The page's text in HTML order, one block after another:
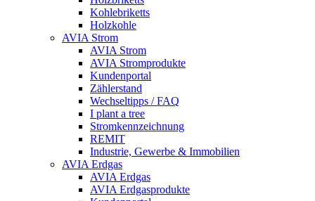
Kohlebriketts
Holzkohle
AVIA Strom
AVIA Strom
AVIA Stromprodukte
Kundenportal
Zählerstand
Wechseltipps / FAQ
I plant a tree
Stromkennzeichnung
REMIT
Industrie, Gewerbe & Immobilien
AVIA Erdgas
AVIA Erdgas
AVIA Erdgasprodukte